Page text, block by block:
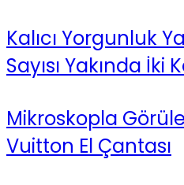
Kalıcı Yorgunluk
Sayısı Yakında İki
Mikroskopla
Vuitton El Çantası